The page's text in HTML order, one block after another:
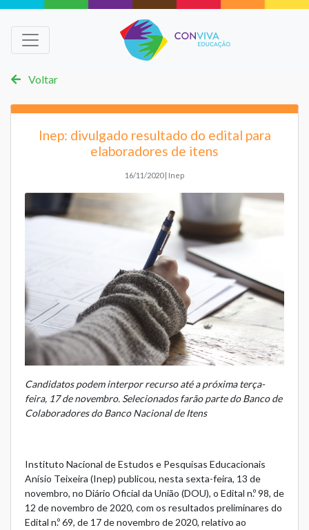
Voltar
Inep: divulgado resultado do edital para
elaboradores de itens
16/11/2020 | Inep
Candidatos podem interpor recurso até a próxima terça-
feira, 17 de novembro. Selecionados farão parte do Banco de
Colaboradores do Banco Nacional de Itens
Instituto Nacional de Estudos e Pesquisas Educacionais
Anísio Teixeira (Inep) publicou, nesta sexta-feira, 13 de
novembro, no Diário Oficial da União (DOU), o Edital n.º 98, de
12 de novembro de 2020, com os resultados preliminares do
Edital n.º 69, de 17 de novembro de 2020, relativo ao